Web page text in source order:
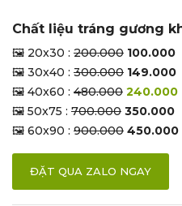
Chất liệu tráng gương
🖼 20x30 : 200.000 100.000
🖼 30x40 : 300.000 149.000
🖼 40x60 : 480.000 240.000
🖼 50x75 : 700.000 350.000
🖼 60x90 : 900.000 450.000
ĐẶT QUA ZALO NGAY